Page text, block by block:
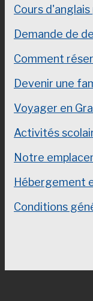
Cours
Demande de
Comment
Devenir une
Voyager en
Activités
Notre
Hébergement
Conditions